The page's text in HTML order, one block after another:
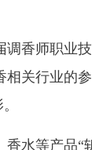
香师职业技
关行业的
水等产品“